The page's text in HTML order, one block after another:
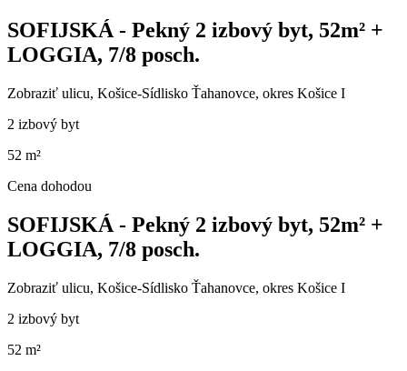
SOFIJSKÁ - Pekný 2 izbový byt, 52m² +
LOGGIA, 7/8 posch.
Zobraziť ulicu, Košice-Sídlisko Ťahanovce, okres Košice I
2 izbový byt
52 m²
Cena dohodou
SOFIJSKÁ - Pekný 2 izbový byt, 52m² +
LOGGIA, 7/8 posch.
Zobraziť ulicu, Košice-Sídlisko Ťahanovce, okres Košice I
2 izbový byt
52 m²